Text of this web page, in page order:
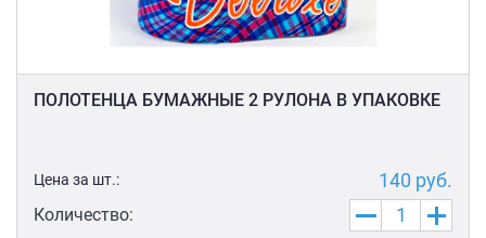
ПОЛОТЕНЦА БУМАЖНЫЕ 2 РУЛОНА В УПАКОВКЕ
Цена за шт.: 140 руб.
Количество: